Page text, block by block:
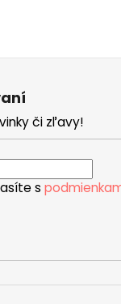
či zľavy!
s